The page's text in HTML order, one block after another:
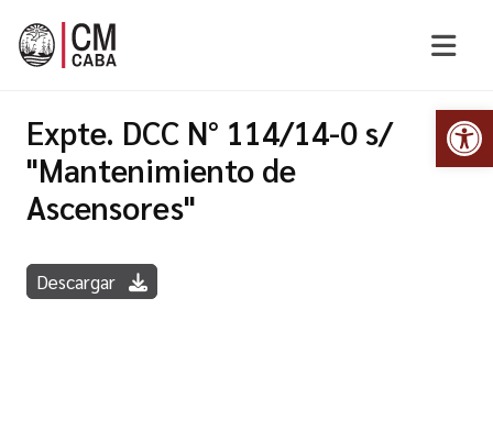
Expte. DCC N° 114/14-0 s/
"Mantenimiento de
Ascensores"
Descargar